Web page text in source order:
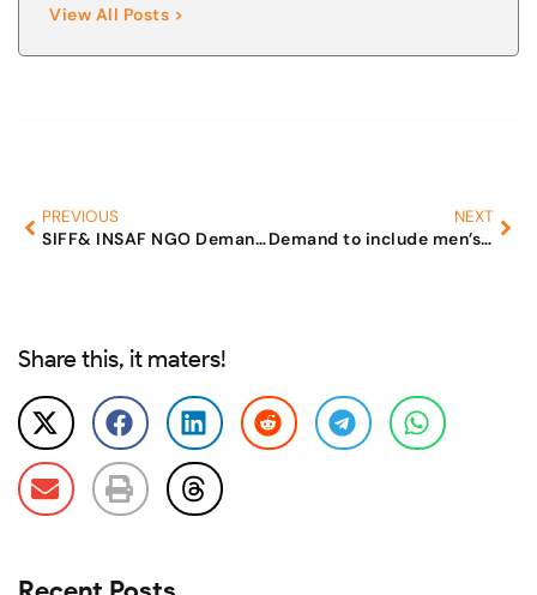
View All Posts >
PREVIOUS
SIFF& INSAF NGO Demand to include issues specific to men like exposure to domestic violence on men, physical and emotional well being of men in marital relationships in National Family Harmony Survey 4(NFHS4)
NEXT
Demand to include men’s issues in family health survey
Share this, it maters!